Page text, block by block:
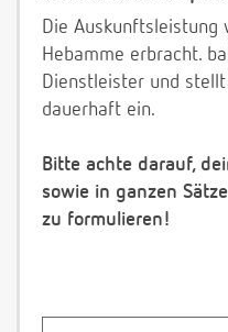
Die Auskunftsleistung
Hebamme erbracht.
Dienstleister und
dauerhaft ein.
Bitte achte darauf,
sowie in ganzen
zu formulieren!